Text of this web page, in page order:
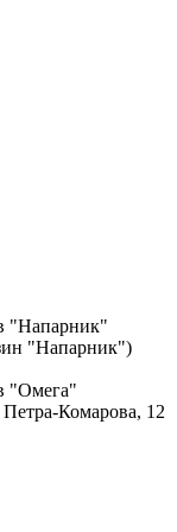
"Напарник"
"Напарник")
"Омега"
Комарова, 12